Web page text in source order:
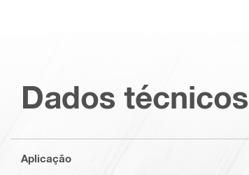
Dados técnicos
Aplicação